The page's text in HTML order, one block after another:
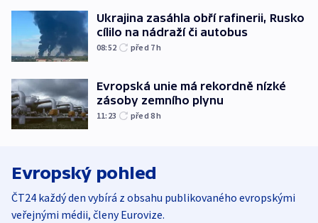
Ukrajina zasáhla obří rafinerii, Rusko
cílilo na nádraží či autobus
08:52 před 7h
Evropská unie má rekordně nízké
zásoby zemního plynu
11:23 před 8h
Evropský pohled
ČT24 každý den vybírá z obsahu publikovaného evropskými
veřejnými médii, členy Eurovize.